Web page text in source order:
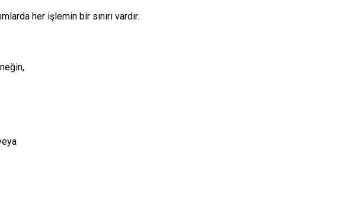
her işlemin bir sınırı vardır.